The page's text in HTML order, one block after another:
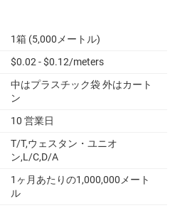
1箱 (5,000メートル)
$0.02 - $0.12/meters
中はプラスチック袋 外はカート
ン
10 営業日
T/T,ウェスタン・ユニオ
ン,L/C,D/A
1ヶ月あたりの1,000,000メート
ル